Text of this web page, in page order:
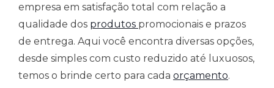
empresa em satisfação total com relação a
qualidade dos produtos promocionais e prazos
de entrega. Aqui você encontra diversas opções,
desde simples com custo reduzido até luxuosos,
temos o brinde certo para cada orçamento.